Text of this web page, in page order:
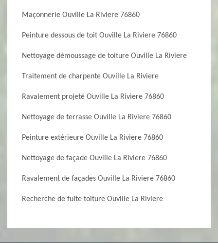
Maçonnerie Ouville La Riviere 76860
Peinture dessous de toit Ouville La Riviere 76860
Nettoyage démoussage de toiture Ouville La Riviere
Traitement de charpente Ouville La Riviere
Ravalement projeté Ouville La Riviere 76860
Nettoyage de terrasse Ouville La Riviere 76860
Peinture extérieure Ouville La Riviere 76860
Nettoyage de façade Ouville La Riviere 76860
Ravalement de façades Ouville La Riviere 76860
Recherche de fuite toiture Ouville La Riviere